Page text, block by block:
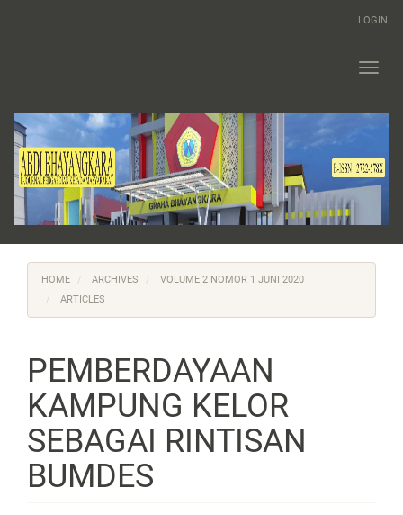
LOGIN
HOME ARCHIVES
VOLUME 2 NOMOR 1 JUNI 2020
ARTICLES
PEMBERDAYAAN
KAMPUNG KELOR
SEBAGAI RINTISAN
BUMDES